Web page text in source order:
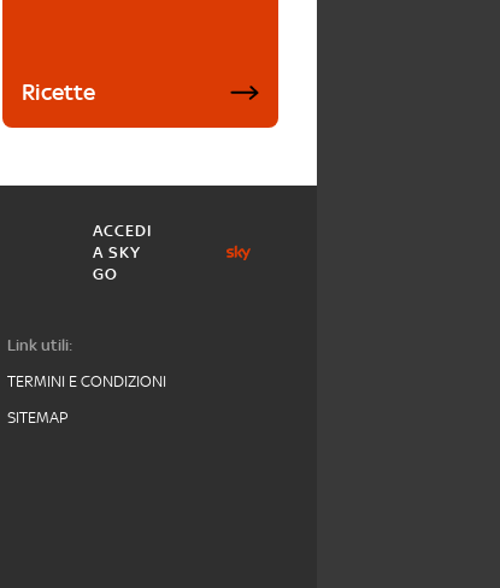
Ricette
ACCEDI
A SKY
GO
Link utili:
TERMINI E CONDIZIONI
SITEMAP